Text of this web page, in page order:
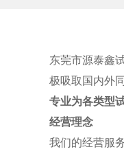
东莞市源泰鑫
极吸取国内外
专业为各类型
经营理念
我们的经营服